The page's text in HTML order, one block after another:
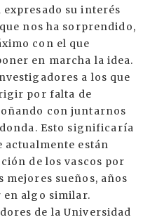
su interés
nos ha sorprendido,
con el que
en marcha la idea.
a los que
por falta de
con juntarnos
Esto significaría
actualmente están
de los vascos por
mejores sueños, años
en algo similar.
de la Universidad